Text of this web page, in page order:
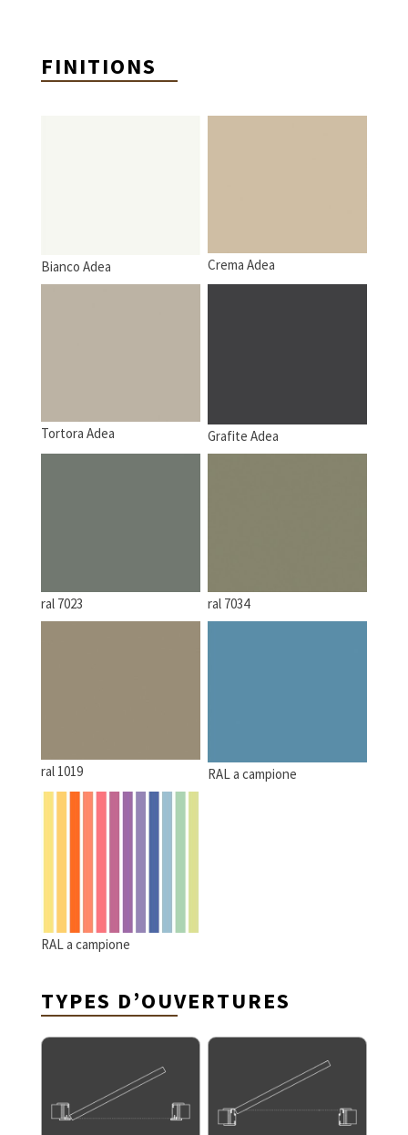
FINITIONS
Bianco Adea Crema Adea
Tortora Adea Grafite Adea
ral 7023 ral 7034
ral 1019 RAL a campione
RAL a campione
TYPES D’OUVERTURES